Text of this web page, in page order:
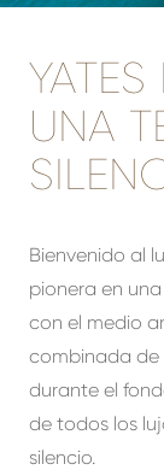
UNA
Bienvenido al
pionera en
con el medio
combinada de
durante el
de todos los
silencio.